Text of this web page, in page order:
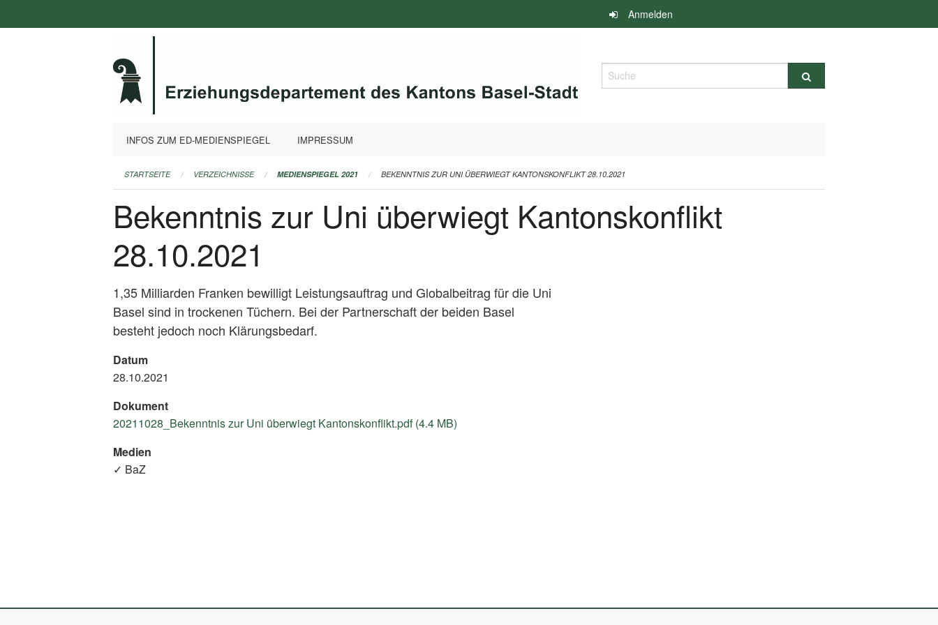
überspringen
Anmelden
Suche
INFOS ZUM ED-MEDIENSPIEGEL IMPRESSUM
STARTSEITE VERZEICHNISSE MEDIENSPIEGEL 2021 BEKENNTNIS ZUR UNI ÜBERWIEGT KANTONSKONFLIKT 28.10.2021
Bekenntnis zur Uni überwiegt Kantonskonflikt
28.10.2021
1,35 Milliarden Franken bewilligt Leistungsauftrag und Globalbeitrag für die Uni
Basel sind in trockenen Tüchern. Bei der Partnerschaft der beiden Basel
besteht jedoch noch Klärungsbedarf.
Datum
28.10.2021
Dokument
20211028_Bekenntnis zur Uni überwiegt Kantonskonflikt.pdf (4.4 MB)
Medien
✓ BaZ